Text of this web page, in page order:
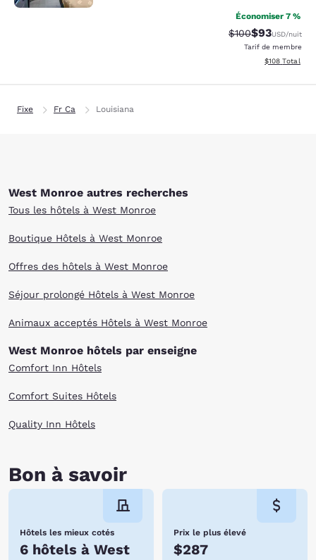
Économiser 7 %
Tarif barré :
$100Tarif réduit :
$93USD/nuit
Tarif de membre
Afficher les
$108 Total
Fixe Fr Ca Louisiana
West Monroe autres recherches
Tous les hôtels à West Monroe
Boutique Hôtels à West Monroe
Offres des hôtels à West Monroe
Séjour prolongé Hôtels à West Monroe
Animaux acceptés Hôtels à West Monroe
West Monroe hôtels par enseigne
Comfort Inn Hôtels
Comfort Suites Hôtels
Quality Inn Hôtels
Bon à savoir
Hôtels les mieux cotés
6 hôtels à West
Prix le plus élevé
$287